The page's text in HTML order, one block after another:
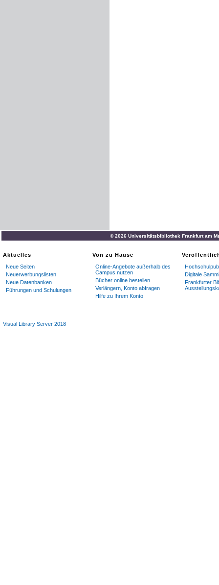
© 2026 Universitätsbibliothek Frankfurt am
Aktuelles
Neue Seiten
Neuerwerbungslisten
Neue Datenbanken
Führungen und Schulungen
Von zu Hause
Online-Angebote außerhalb des
Campus nutzen
Bücher online bestellen
Verlängern, Konto abfragen
Hilfe zu Ihrem Konto
Digitale
Frankfurter
Visual Library Server 2018